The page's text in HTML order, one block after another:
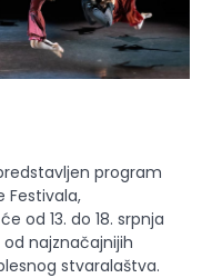
program
Festivala,
od 13. do 18. srpnja
najznačajnijih
stvaralaštva.